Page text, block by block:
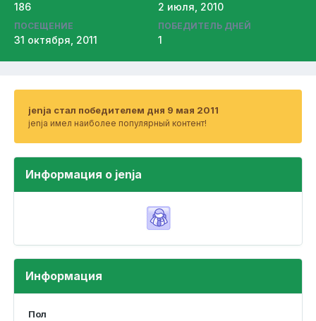
186 2 июля, 2010
ПОСЕЩЕНИЕ
31 октября, 2011
ПОБЕДИТЕЛЬ ДНЕЙ
1
jenja стал победителем дня 9 мая 2011
jenja имел наиболее популярный контент!
Информация о jenja
Информация
Пол